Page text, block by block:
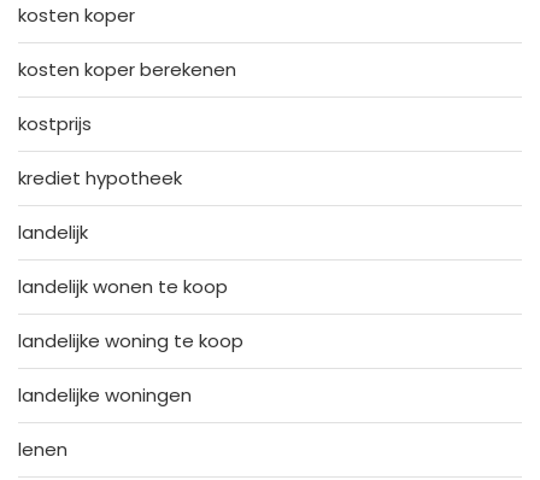
kosten koper
kosten koper berekenen
kostprijs
krediet hypotheek
landelijk
landelijk wonen te koop
landelijke woning te koop
landelijke woningen
lenen